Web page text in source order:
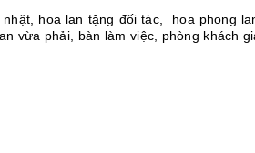
hoa lan tặng đối tác, hoa phong
vừa phải, bàn làm việc, phòng khách